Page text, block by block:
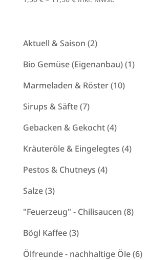
Aktuell & Saison 22
Produkte
Bio Gemüse (Eigenanbau) 11
Marmeladen & Röster 1010
Sirups & Säfte 77
Produkte
Gebacken & Gekocht 44
Produkte
Kräuteröle & Eingelegtes 44
Pestos & Chutneys 44
Salze 33
Produkte
"Feuerzeug" - Chilisaucen 88
Bögl Kaffee 33
Produkte
Ölfreunde - nachhaltige Öle 66